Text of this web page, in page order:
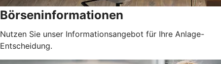
Börseninformationen
Nutzen Sie unser Informationsangebot für Ihre Anlage-
Entscheidung.